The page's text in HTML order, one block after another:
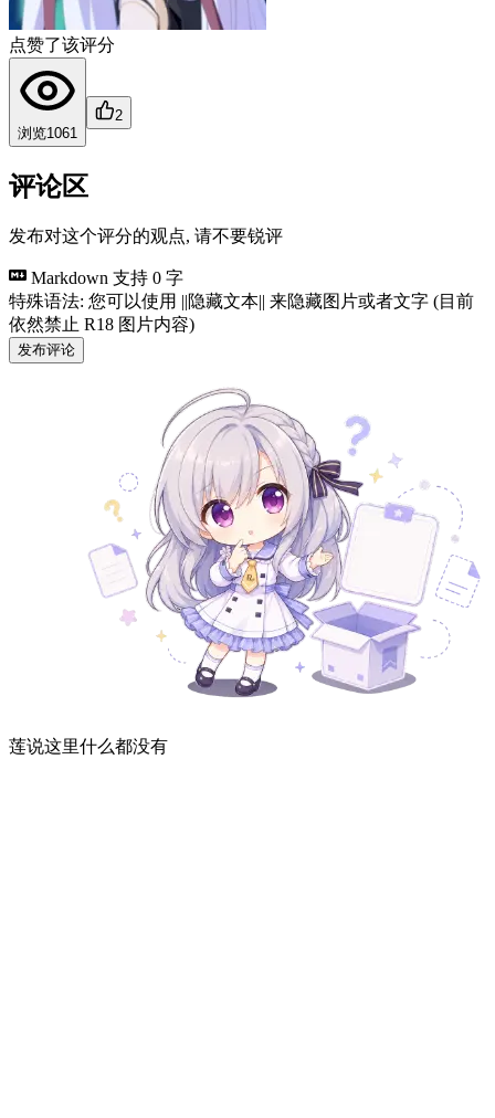
点赞了该评分
浏览1061
2
评论区
发布对这个评分的观点, 请不要锐评
Markdown 支持 0 字
特殊语法: 您可以使用 ||隐藏文本|| 来隐藏图片或者文字 (目前
依然禁止 R18 图片内容)
发布评论
莲说这里什么都没有